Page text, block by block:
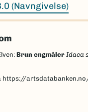
(Navngivelse)
Brun engmåler Idaea
artsdatabanken.no/arter/